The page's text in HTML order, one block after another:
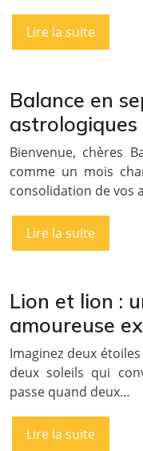
Lire la suite
Balance en
astrologiques
Bienvenue, chères
comme un mois
consolidation de vos
Lire la suite
Lion et lion :
amoureuse
Imaginez deux
deux soleils qui
passe quand deux…
Lire la suite